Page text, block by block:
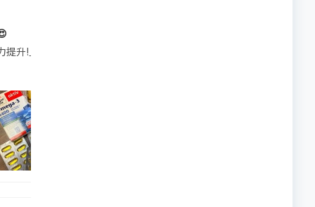
帶的行動電源機身已標示「10000mAh」，卻仍被要求當場丟
提升!｣ 長時間對住電腦､剪片寫稿,成日覺得眼睛乾澀､腦袋好似｢斷